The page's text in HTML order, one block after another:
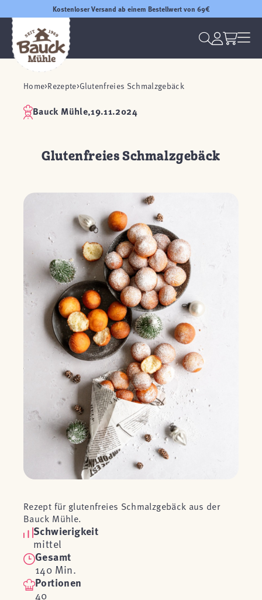
Kostenloser Versand ab einem Bestellwert von 69€
Home Rezepte Glutenfreies Schmalzgebäck
Bauck Mühle,19.11.2024
Glutenfreies Schmalzgebäck
Rezept für glutenfreies Schmalzgebäck aus der
Bauck Mühle.
Schwierigkeit
mittel
Gesamt
140 Min.
Portionen
40